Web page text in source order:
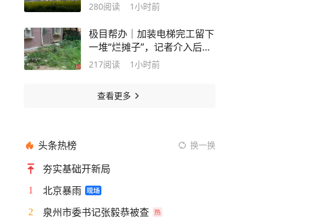
280阅读 1小时前
极目帮办｜加装电梯完工留下
一堆“烂摊子”，记者介入后社
区物业当天敲定补绿方案
217阅读 1小时前
查看更多
头条热榜 换一换
夯实基础开新局
1 北京暴雨
2 泉州市委书记张毅恭被查